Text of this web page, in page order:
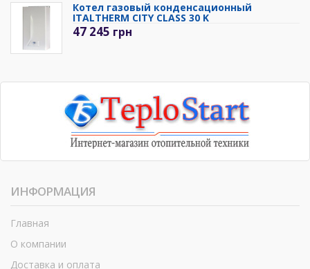
Котел газовый конденсационный
ITALTHERM CITY CLASS 30 K
47 245 грн
ИНФОРМАЦИЯ
Главная
О компании
Доставка и оплата